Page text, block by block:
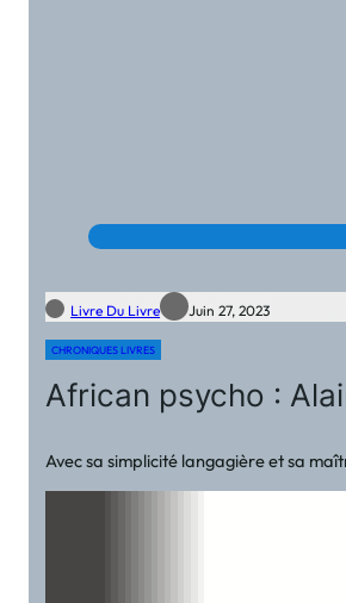
Livre Du Livre Juin 27, 2023
CHRONIQUES LIVRES
African psycho :
Avec sa simplicité langagière et sa